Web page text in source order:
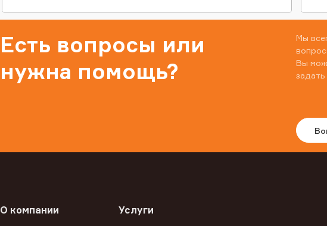
Есть вопросы или
нужна помощь?
Мы
Вы
О компании Услуги